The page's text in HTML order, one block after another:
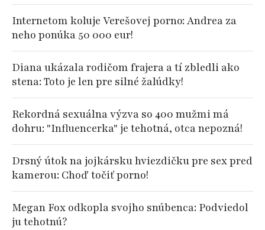
Internetom koluje Verešovej porno: Andrea za
neho ponúka 50 000 eur!
Diana ukázala rodičom frajera a tí zbledli ako
stena: Toto je len pre silné žalúdky!
Rekordná sexuálna výzva so 400 mužmi má
dohru: "Influencerka" je tehotná, otca nepozná!
Drsný útok na jojkársku hviezdičku pre sex pred
kamerou: Choď točiť porno!
Megan Fox odkopla svojho snúbenca: Podviedol
ju tehotnú?